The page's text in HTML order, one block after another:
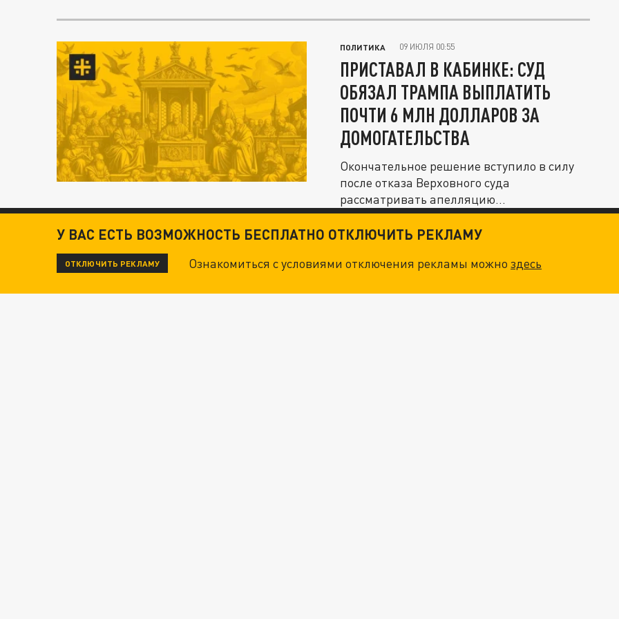
ПОЛИТИКА 09 ИЮЛЯ 00:55
ПРИСТАВАЛ В КАБИНКЕ: СУД
ОБЯЗАЛ ТРАМПА ВЫПЛАТИТЬ
ПОЧТИ 6 МЛН ДОЛЛАРОВ ЗА
ДОМОГАТЕЛЬСТВА
Окончательное решение вступило в силу
после отказа Верховного суда
рассматривать апелляцию
американского...
У ВАС ЕСТЬ ВОЗМОЖНОСТЬ БЕСПЛАТНО ОТКЛЮЧИТЬ РЕКЛАМУ
ОТКЛЮЧИТЬ РЕКЛАМУ Ознакомиться с условиями отключения рекламы можноздесь